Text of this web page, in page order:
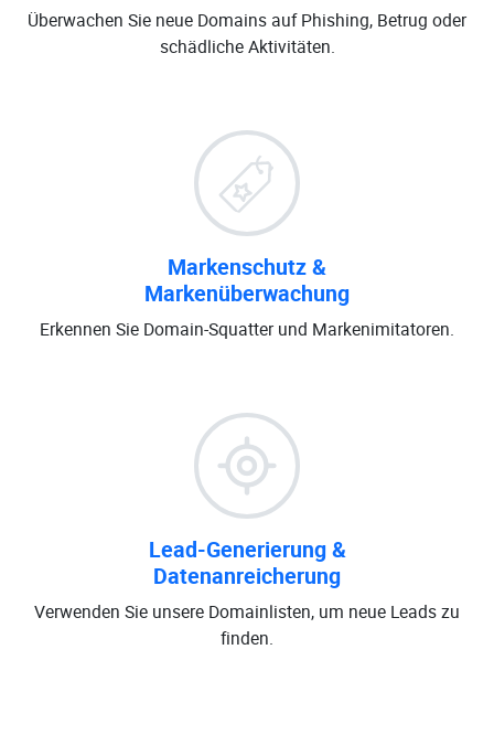
Überwachen Sie neue Domains auf Phishing, Betrug oder
schädliche Aktivitäten.
Markenschutz &
Markenüberwachung
Erkennen Sie Domain-Squatter und Markenimitatoren.
Lead-Generierung &
Datenanreicherung
Verwenden Sie unsere Domainlisten, um neue Leads zu
finden.